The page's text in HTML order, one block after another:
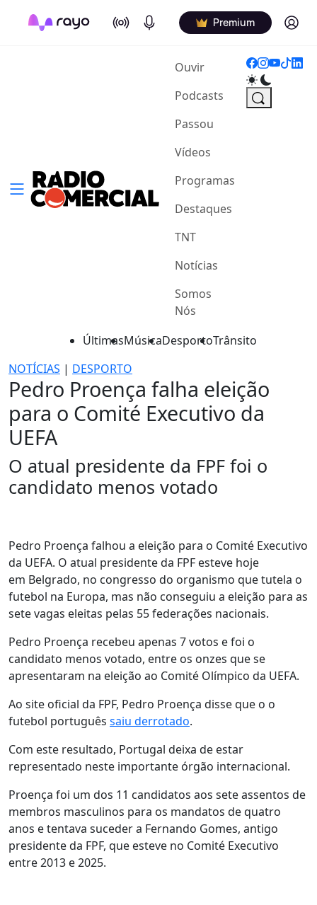
On Air Podcasts Premium Log in
Ouvir(current)
Podcasts
Passou
Vídeos
Programas
Destaques
TNT
Notícias
Somos
Nós
ÚltimasMúsicaDesportoTrânsito
NOTÍCIAS | DESPORTO
Pedro Proença falha eleição
para o Comité Executivo da
UEFA
O atual presidente da FPF foi o
candidato menos votado
Pedro Proença falhou a eleição para o Comité Executivo
da UEFA. O atual presidente da FPF esteve hoje
em Belgrado, no congresso do organismo que tutela o
futebol na Europa, mas não conseguiu a eleição para as
sete vagas eleitas pelas 55 federações nacionais.
Pedro Proença recebeu apenas 7 votos e foi o
candidato menos votado, entre os onzes que se
apresentaram na eleição ao Comité Olímpico da UEFA.
Ao site oficial da FPF, Pedro Proença disse que o o
futebol português saiu derrotado.
Com este resultado, Portugal deixa de estar
representado neste importante órgão internacional.
Proença foi um dos 11 candidatos aos sete assentos de
membros masculinos para os mandatos de quatro
anos e tentava suceder a Fernando Gomes, antigo
presidente da FPF, que esteve no Comité Executivo
entre 2013 e 2025.